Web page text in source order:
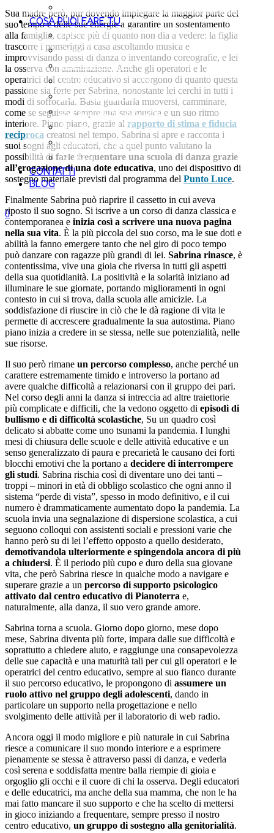
LE PUBBLICAZIONI
COSA PUOI FARE TU
DONAZIONI
5X1000
AZIENDA AMICA
VALIGIA 1000 GIORNI
REGALI SOLIDALI
BOMBONIERE SOLIDALI
THE MILKY WAY
LASCITI SOLIDALI
ATTIVATI
CONTATTI
BLOG
0
Sua madre però, pur dovendo impiegare la maggior parte del
suo tempo e delle sue energie a garantire un sostentamento
alla famiglia, capisce più di quanto non dia a vedere: la figlia
trascorre i pomeriggi a casa ascoltando musica e
improvvisando passi di danza o inventando coreografie, e lei
la osserva con ammirazione. Anche gli operatori e le
operatrici del centro educativo si accorgono di quanto questa
passione sia forte per Sabrina, nonostante lei cerchi in tutti i
modi di soffocarla. Basta guardarla muoversi, camminare,
come se seguisse sempre una sua musica e un suo ritmo
interiore. Piano piano, grazie al rapporto di stima e fiducia
reciproca creatosi nel tempo, Sabrina si apre e racconta i
suoi sogni agli educatori, che a quel punto valutano la
possibilità di farle frequentare una scuola di danza grazie
all’erogazione di una dote educativa, uno dei dispositivo di
sostegno materiale previsti dal programma del Punto Luce.
Finalmente Sabrina può riaprire il cassetto in cui aveva
riposto il suo sogno. Si iscrive a un corso di danza classica e
contemporanea e inizia così a scrivere una nuova pagina
nella sua vita. È la più piccola del suo corso, ma le sue doti e
abilità la fanno emergere tanto che nel giro di poco tempo
può danzare con ragazze più grandi di lei. Sabrina rinasce, è
contentissima, vive una gioia che riversa in tutti gli aspetti
della sua quotidianità. La positività e la solarità iniziano ad
illuminare le sue giornate, portando miglioramenti in ogni
contesto in cui si trova, dalla scuola alle amicizie. La
soddisfazione di riuscire in ciò che le dà ragione di vita le
permette di accrescere gradualmente la sua autostima. Piano
piano inizia a credere in se stessa, nelle sue potenzialità, nelle
sue risorse.
Il suo però rimane un percorso complesso, anche perché un
carattere estremamente timido e introverso la portano ad
avere qualche difficoltà a relazionarsi con il gruppo dei pari.
Nel corso degli anni la danza si intreccia ad altre traiettorie
più complicate e difficili, che la vedono oggetto di episodi di
bullismo e di difficoltà scolastiche, Su un quadro così
delicato si abbatte come uno tsunami la pandemia. I lunghi
mesi di chiusura delle scuole e delle attività educative e un
senso generalizzato di paura e precarietà le causano dei forti
blocchi emotivi che la portano a decidere di interrompere
gli studi. Sabrina rischia così di diventare uno dei tanti –
troppi – minori in età di obbligo scolastico che ogni anno il
sistema “perde di vista”, spesso in modo definitivo, e il cui
numero è drammaticamente aumentato dopo la pandemia. La
scuola invia una segnalazione di dispersione scolastica, a cui
seguono colloqui con assistenti sociali e pressioni varie che
hanno però su di lei l’effetto opposto a quello desiderato,
demotivandola ulteriormente e spingendola ancora di più
a chiudersi. È il periodo più cupo e duro della sua giovane
vita, che però Sabrina riesce in qualche modo a navigare e
superare grazie a un percorso di supporto psicologico
attivato dal centro educativo di Pianoterra e,
naturalmente, alla danza, il suo vero grande amore.
Sabrina torna a scuola. Giorno dopo giorno, mese dopo
mese, Sabrina diventa più forte, impara dalle sue difficoltà e
soprattutto a chiedere aiuto, e raggiunge una consapevolezza
delle sue capacità e una maturità tali per cui gli operatori e le
operatrici del centro educativo, sempre al suo fianco durante
il suo percorso educativo, le propongono di assumere un
ruolo attivo nel gruppo degli adolescenti, dando in
particolare un supporto nella progettazione e nello
svolgimento delle attività per il laboratorio di web radio.
Ancora oggi il modo migliore e più naturale in cui Sabrina
riesce a comunicare il suo mondo interiore e a esprimere
pienamente se stessa è attraverso passi di danza, e vederla
così serena e soddisfatta mentre balla riempie di gioia e
orgoglio gli occhi e il cuore di chi la osserva. Degli educatori
e delle educatrici, ma anche della sua mamma, che non le ha
mai fatto mancare il suo supporto e che ha scelto di mettersi
in gioco iniziando a frequentare, sempre presso il nostro
centro educativo, un gruppo di sostegno alla genitorialità.